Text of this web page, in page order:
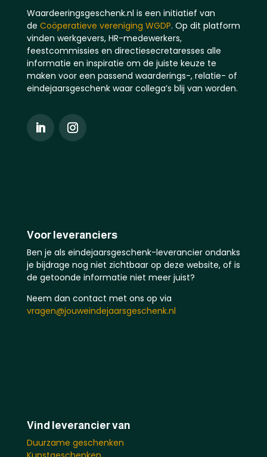
Waardeeringsgeschenk.nl is een initiatief van
de Coöperatieve vereniging WGDP. Op dit platform
vinden werkgevers, HR-medewerkers,
feestcommissies en directiesecretaresses alle
informatie en inspiratie om de juiste keuze te
maken voor een passend waarderings-, relatie- of
eindejaarsgeschenk waar collega’s blij van worden.
Voor leveranciers
Ben je als eindejaarsgeschenk-leverancier ondanks
je bijdrage nog niet zichtbaar op deze website, of is
de getoonde informatie niet meer juist?
Neem dan contact met ons op via
vragen@jouweindejaarsgeschenk.nl
Vind leverancier van
Duurzame geschenken